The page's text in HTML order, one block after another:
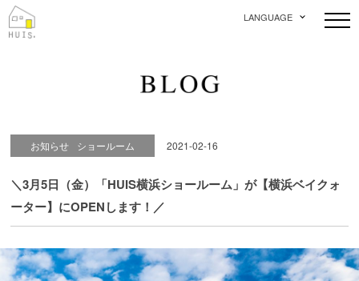
LANGUAGE
お知らせ ショールーム 2021-02-16
＼3月5日（金）「HUIS横浜ショールーム」が【横浜ベイクォ
ーター】にOPENします！／